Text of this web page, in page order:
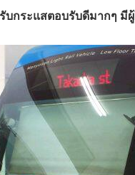
รับกระแสตอบรับดีมากๆ มี